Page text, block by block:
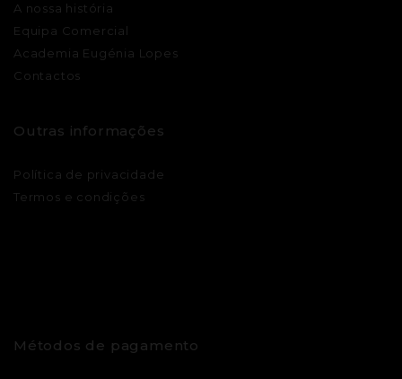
A nossa história
Equipa Comercial
Academia Eugénia Lopes
Contactos
Outras informações
Política de privacidade
Termos e condições
Métodos de pagamento